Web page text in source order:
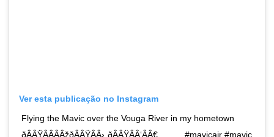
Ver esta publicação no Instagram
Flying the Mavic over the Vouga River in my hometown
ðÂÂŸÂÂÂÂžðÂÂŸÂÂ›¸ðÂÂŸÂÂ‘ÂÂ€ . . . . . #mavicair #mavic